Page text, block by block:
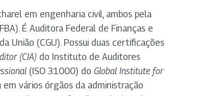
em engenharia civil, ambos pela
É Auditora Federal de Finanças e
União (CGU). Possui duas certificações
(CIA) do Instituto de Auditores
(ISO 31000) do Global Institute for
em vários órgãos da administração